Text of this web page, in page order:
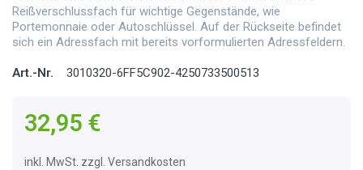
Reißverschlussfach für wichtige Gegenstände, wie
Portemonnaie oder Autoschlüssel. Auf der Rückseite befindet
sich ein Adressfach mit bereits vorformulierten Adressfeldern.
Art.-Nr. 3010320-6FF5C902-4250733500513
32,95 €
inkl. MwSt. zzgl. Versandkosten